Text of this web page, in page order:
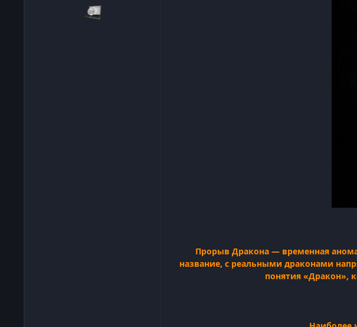
Прорыв Дракона — временная
название, с реальными драконами
понятия «Дракон»,